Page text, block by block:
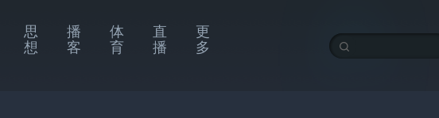
思
想
播
客
体
育
直
播
更
多